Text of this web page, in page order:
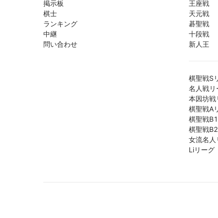
掲示板
棋士
ランキング
中継
問い合わせ
王座戦
天元戦
碁聖戦
十段戦
新人王
棋聖戦S
名人戦リ
本因坊戦
棋聖戦A
棋聖戦
棋聖戦
女流名人
Liリーグ